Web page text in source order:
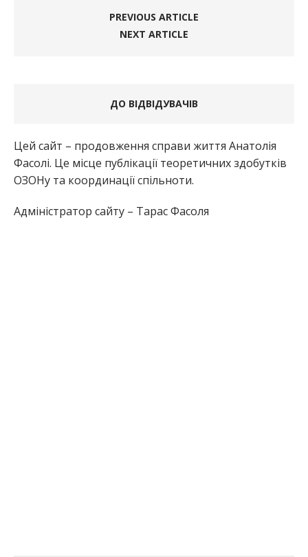
PREVIOUS ARTICLE
NEXT ARTICLE
ДО ВІДВІДУВАЧІВ
Цей сайт – продовження справи життя Анатолія
Фасолі. Це місце публікації теоретичних здобутків
ОЗОНу та координації спільноти.
Адміністратор сайту – Тарас Фасоля